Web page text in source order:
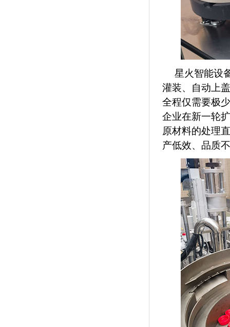
星火智能设
灌装、自动上
全程仅需要极
企业在新一轮
原材料的处理
产低效、品质